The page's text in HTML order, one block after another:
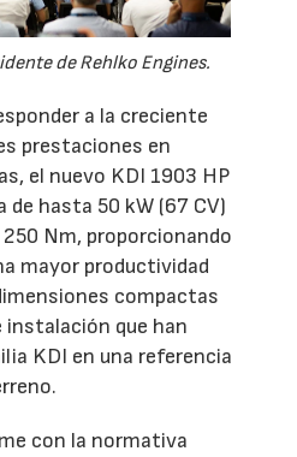
de Rehlko Engines.
a la creciente
prestaciones en
el nuevo KDI 1903 HP
hasta 50 kW (67 CV)
Nm, proporcionando
mayor productividad
compactas
instalación que han
KDI en una referencia
con la normativa